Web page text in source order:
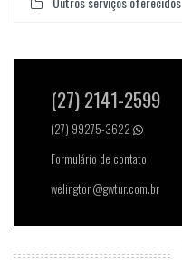
(27) 2141-2599
(27) 99275-3622
Formulário de contato
welington@gwtur.com.br